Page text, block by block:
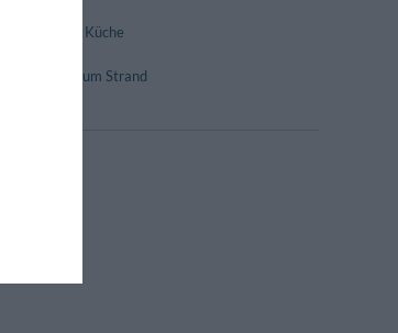
Internationale Küche
Transfer von/zum Strand